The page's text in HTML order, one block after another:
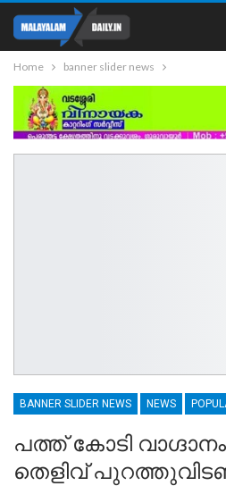
Home banner slider news
BANNER SLIDER NEWS NEWS
പത്ത് കോടി
തെളിവ്